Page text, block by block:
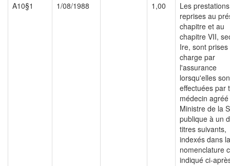
A10§1
1/08/1988 1,00
Les prestations
reprises au
chapitre et au
chapitre VII,
Ire, sont prises
charge par
l'assurance
lorsqu'elles
effectuées par
médecin
Ministre de la
publique à un
titres suivants,
indexés dans la
nomenclature
indiqué ci-